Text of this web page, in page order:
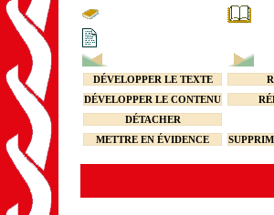
DÉVELOPPER LE TEXTE
DÉVELOPPER LE CONTENU
DÉTACHER
METTRE EN ÉVIDENCE